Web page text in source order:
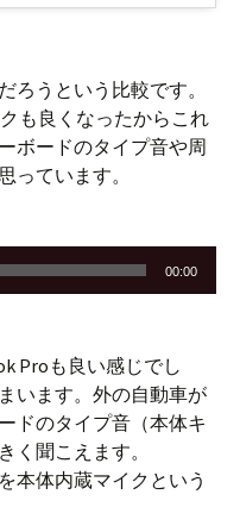
ろうという比較です。
も良くなったからこれ
ボードのタイプ音や周
っています。
00:00
Proも良い感じでし
います。外の自動車が
ドのタイプ音（本体キ
く聞こえます。
本体内蔵マイクという